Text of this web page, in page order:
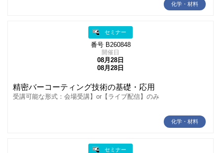
化学・材料
セミナー
番号 B260848
開催日
08月28日
08月28日
精密バーコーティング技術の基礎・応用
受講可能な形式：会場受講】or【ライブ配信】のみ
化学・材料
セミナー